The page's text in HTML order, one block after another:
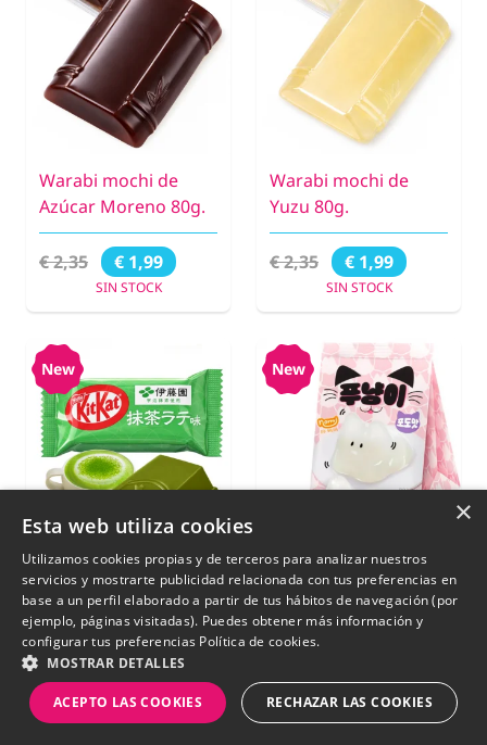
Warabi mochi de
Azúcar Moreno 80g.
€ 2,35 € 1,99
SIN STOCK
Warabi mochi de
Yuzu 80g.
€ 2,35 € 1,99
SIN STOCK
New
Mini Kit Kat de
Matcha Latte |
Premium Unidad
New
Pudín Coreano Gatito
×
Esta web utiliza cookies
Utilizamos cookies propias y de terceros para analizar nuestros
servicios y mostrarte publicidad relacionada con tus preferencias en
base a un perfil elaborado a partir de tus hábitos de navegación (por
ejemplo, páginas visitadas). Puedes obtener más información y
configurar tus preferencias Política de cookies.
MOSTRAR DETALLES
ACEPTO LAS COOKIES RECHAZAR LAS COOKIES